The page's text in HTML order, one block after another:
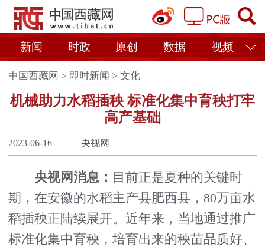
新闻 时政 原创 数据 视频
中国西藏网 > 即时新闻 >文化
机械助力水稻插秧 标准化集中育秧打牢
高产基础
2023-06-16 央视网
央视网消息： 目前正是夏种的关键时
期，在安徽的水稻主产县肥西县，80万亩水
稻插秧正陆续展开。近年来，当地通过推广
标准化集中育秧，培育出来的秧苗品质好、